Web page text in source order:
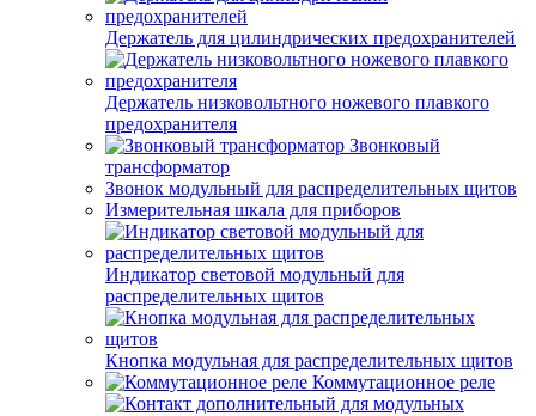
Держатель для цилиндрических предохранителей
Держатель низковольтного ножевого плавкого
предохранителя
Звонковый
трансформатор
Звонок модульный для распределительных щитов
Измерительная шкала для приборов
Индикатор световой модульный для
распределительных щитов
Кнопка модульная для распределительных щитов
Коммутационное реле